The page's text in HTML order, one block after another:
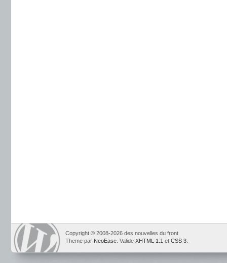
Copyright © 2008-2026 des nouvelles du front
Theme par NeoEase . Valide XHTML 1.1 et CSS 3